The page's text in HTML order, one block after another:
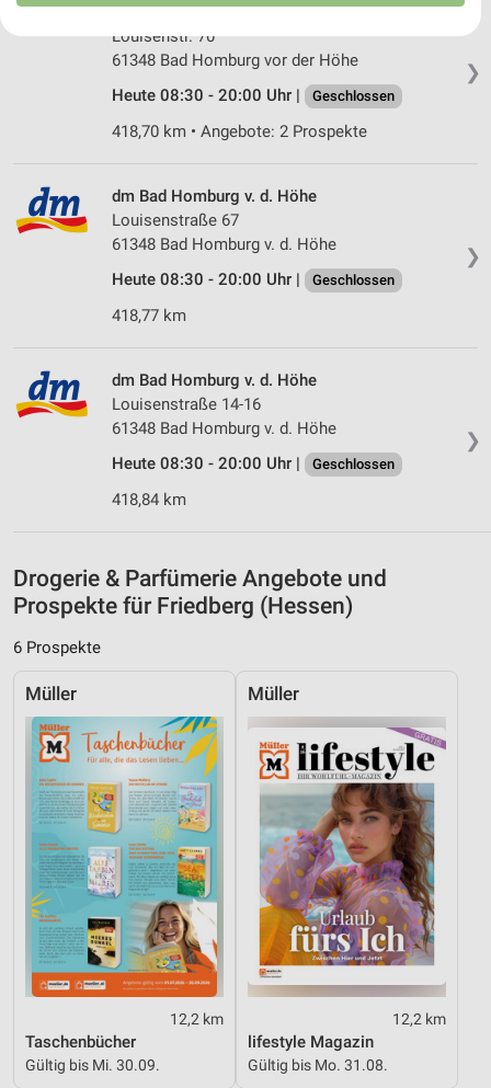
❯
Rossmann Bad Homburg vor der Höhe
Louisenstr. 70
61348 Bad Homburg vor der Höhe
Heute 08:30 - 20:00 Uhr |
Geschlossen
418,70 km • Angebote: 2 Prospekte
❯
dm Bad Homburg v. d. Höhe
Louisenstraße 67
61348 Bad Homburg v. d. Höhe
Heute 08:30 - 20:00 Uhr |
Geschlossen
418,77 km
❯
dm Bad Homburg v. d. Höhe
Louisenstraße 14-16
61348 Bad Homburg v. d. Höhe
Heute 08:30 - 20:00 Uhr |
Geschlossen
418,84 km
Drogerie & Parfümerie Angebote und
Prospekte für Friedberg (Hessen)
6 Prospekte
Müller
12,2 km
Taschenbücher
Gültig bis Mi. 30.09.
Müller
12,2 km
lifestyle Magazin
Gültig bis Mo. 31.08.
Website/App.
Partnerliste anzeigen (1 IAB-Anbieter)
Wir nutzen Ihre Daten für folgende Zwecke:
IAB-Verarbeitungszwecke:
Verwendung reduzierter Daten zur Auswahl von
Werbeanzeigen
Erstellung von Profilen für personalisierte
personalisierter Werbung
Erstellung von Profilen zur Personalisierung
von Inhalten
Verwendung von Profilen zur Auswahl
personalisierter Inhalte
Messung der Performance von Inhalten
Kombinationen von Daten aus verschiedenen
Verwendung reduzierter Daten zur Auswahl von
Inhalten
IAB-Besonderheiten:
Verwendung genauer Standortdaten
Geräte anhand von aktiv angeforderten
Informationen identifizieren
Nicht-IAB-Verarbeitungszwecke:
Notwendig
Funktional